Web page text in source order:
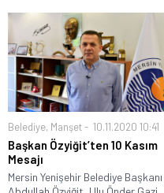
Belediye, Manşet 10.11.2020 10:41
Başkan Özyiğit’ten 10 Kasım
Mesajı
Mersin Yenişehir Belediye Başkanı